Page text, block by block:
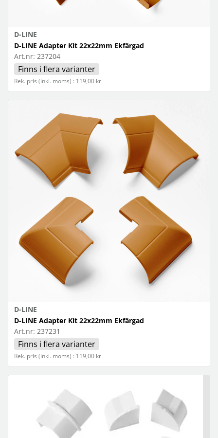
D-LINE
D-LINE Adapter Kit 22x22mm Ekfärgad
Art.nr: 237204
Finns i flera varianter
Rek. pris (inkl. moms) : 119,00 kr
D-LINE
D-LINE Adapter Kit 22x22mm Ekfärgad
Art.nr: 237231
Finns i flera varianter
Rek. pris (inkl. moms) : 119,00 kr